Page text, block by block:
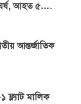
আহত ৫….
আন্তর্জাতিক
ফ্ল্যাট মালিক